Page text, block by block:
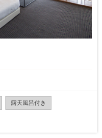
露天風呂付き